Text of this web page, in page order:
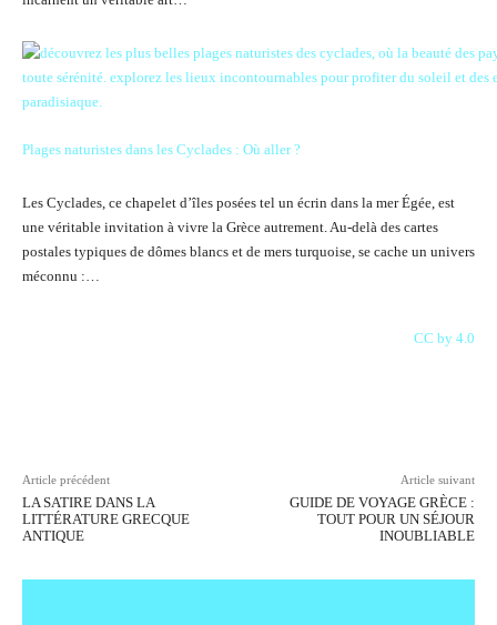
Plages naturistes dans les Cyclades : Où aller ?
Les Cyclades, ce chapelet d’îles posées tel un écrin dans la mer Égée, est
une véritable invitation à vivre la Grèce autrement. Au-delà des cartes
postales typiques de dômes blancs et de mers turquoise, se cache un univers
méconnu :…
CC by 4.0
Article précédent
LA SATIRE DANS LA
LITTÉRATURE GRECQUE
ANTIQUE
Article suivant
GUIDE DE VOYAGE GRÈCE :
TOUT POUR UN SÉJOUR
INOUBLIABLE